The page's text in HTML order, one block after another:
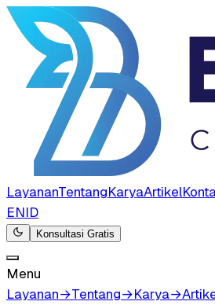
LayananTentangKaryaArtikel
ENID
Konsultasi Gratis
Menu
Layanan→Tentang→Karya→